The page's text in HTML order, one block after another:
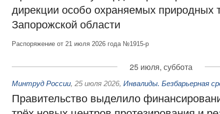
дирекции особо охраняемых природных
Запорожской области
Распоряжение от 21 июля 2026 года №1915-р
25 июля, суббота
Минтруд России, 25 июля 2026, Инвалиды. Безбарьерная
Правительство выделило